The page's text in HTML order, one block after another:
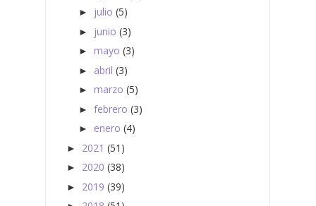
► julio (5)
► junio (3)
► mayo (3)
► abril (3)
► marzo (5)
► febrero (3)
► enero (4)
► 2021 (51)
► 2020 (38)
► 2019 (39)